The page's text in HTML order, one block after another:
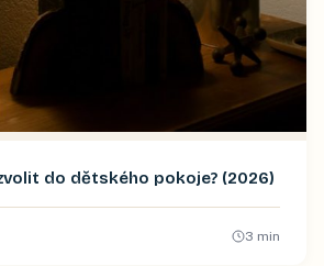
do dětského pokoje? (2026)
3 min